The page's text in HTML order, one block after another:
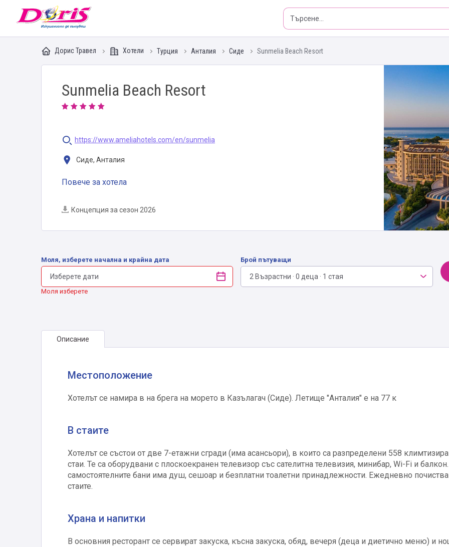
Doris - Изкушението да пътуваш
Дорис Травел Хотели Турция Анталия Сиде Sunmelia Beach Resort
Sunmelia Beach Resort
https://www.ameliahotels.com/en/sunmelia
Сиде, Анталия
Повече за хотела
Концепция за сезон 2026
Моля, изберете начална и крайна дата
Моля изберете
Брой пътуващи
2 Възрастни · 0 деца · 1 стая
Описание
Местоположение
Хотелът се намира в на брега на морето в Казълагач (Сиде). Летище "Анталия" е на 77 к
В стаите
Хотелът се състои от две 7-етажни сгради (има асансьори), в които са разпределени 558
стаи. Те са оборудвани с плоскоекранен телевизор със сателитна телевизия, минибар, Wi-Fi и
самостоятелните бани има душ, сешоар и безплатни тоалетни принадлежности. Ежедневно
стаите.
Храна и напитки
В основния ресторант се сервират закуска, късна закуска, обяд, вечеря (деца и диетично меню) и